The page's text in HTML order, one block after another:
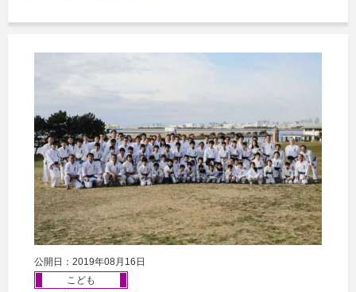
公開日：2019年08月16日
こども